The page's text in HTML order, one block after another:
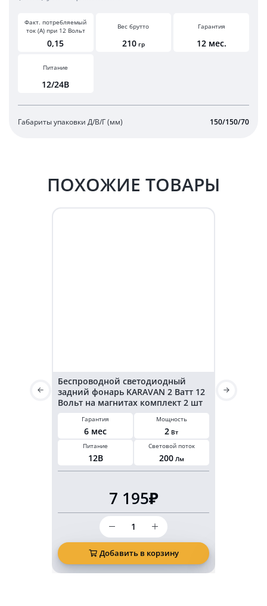
Факт. потребляемый
ток (А) при 12 Вольт
0,15
Вес брутто
210 гр
Гарантия
12 мес.
Питание
12/24В
Габариты упаковки Д/В/Г (мм) 150/150/70
ПОХОЖИЕ ТОВАРЫ
Беспроводной светодиодный
задний фонарь KARAVAN 2 Ватт 12
Вольт на магнитах комплект 2 шт
Гарантия
6 мес
Мощность
2 Вт
Питание
12В
Световой поток
200 Лм
7 195₽
Количество
товара
Беспроводной
светодиодный
задний
фонарь
Добавить в корзину